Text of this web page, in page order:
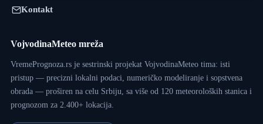
Kontakt
VojvodinaMeteo mreža
VremePrognoza.rs je sestrinski projekat VojvodinaMeteo tima: isti
pristup — precizni lokalni podaci, numeričko modeliranje i sopstvena
obrada — proširen na celu Srbiju, sa više od 120 meteoroloških stanica i
prognozom za 2.400+ lokacija.